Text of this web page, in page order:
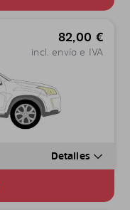
82,00 €
incl. envío e IVA
Detalles